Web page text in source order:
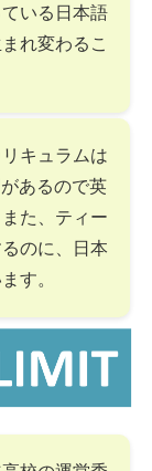
いる日本語
れ変わるこ
キュラムは
あるので英
た、ティー
のに、日本
す。